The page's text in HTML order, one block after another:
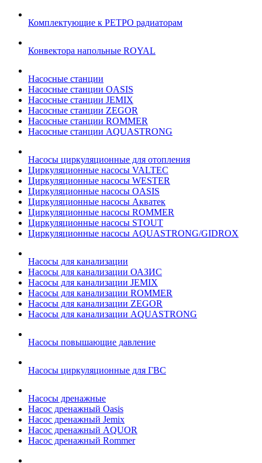
Комплектующие к РЕТРО радиаторам
Конвектора напольные ROYAL
Насосные станции
Насосные станции OASIS
Насосные станции JEMIX
Насосные станции ZEGOR
Насосные станции ROMMER
Насосные станции AQUASTRONG
Насосы циркуляционные для отопления
Циркуляционные насосы VALTEC
Циркуляционные насосы WESTER
Циркуляционные насосы OASIS
Циркуляционные насосы Акватек
Циркуляционные насосы ROMMER
Циркуляционные насосы STOUT
Циркуляционные насосы AQUASTRONG/GIDROX
Насосы для канализации
Насосы для канализации ОАЗИС
Насосы для канализации JEMIX
Насосы для канализации ROMMER
Насосы для канализации ZEGOR
Насосы для канализации AQUASTRONG
Насосы повышающие давление
Насосы циркуляционные для ГВС
Насосы дренажные
Насос дренажный Oasis
Насос дренажный Jemix
Насос дренажный AQUOR
Насос дренажный Rommer